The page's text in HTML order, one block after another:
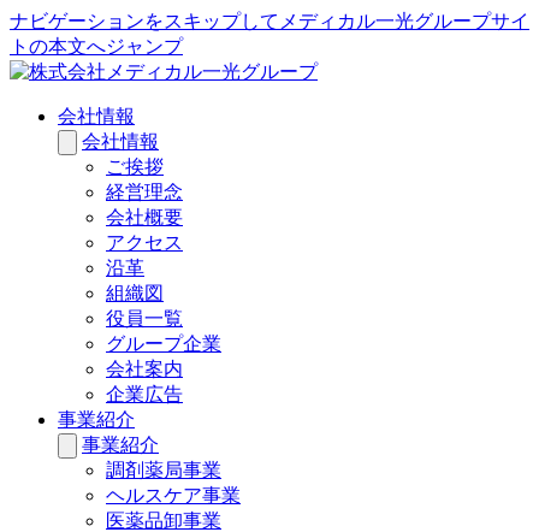
ナビゲーションをスキップしてメディカル一光グループサイ
トの本文へジャンプ
会社情報
会社情報
ご挨拶
経営理念
会社概要
アクセス
沿革
組織図
役員一覧
グループ企業
会社案内
企業広告
事業紹介
事業紹介
調剤薬局事業
ヘルスケア事業
医薬品卸事業